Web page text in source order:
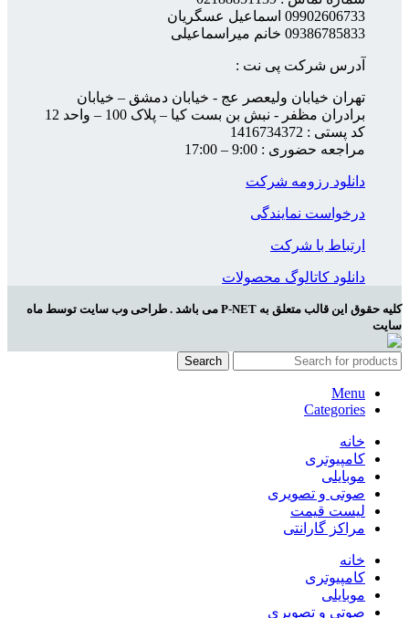
09902606733 اسماعیل عسگریان
09386785833 خانم میراسماعیلی
آدرس شرکت پی نت :
تهران خیابان ولیعصر عج - خیابان دمشق – خیابان
برادران مظفر - نبش بن بست کیا – پلاک 100 – واحد 12
کد پستی : 1416734372
مراجعه حضوری : 9:00 – 17:00
دانلود رزومه شرکت
درخواست نمایندگی
ارتباط با شرکت
دانلود کاتالوگ محصولات
کلیه حقوق این قالب متعلق به P-NET می باشد . طراحی وب سایت توسط ماه
سایت
Search
Menu
Categories
خانه
کامپیوتری
موبایلی
صوتی و تصویری
لیست قیمت
مراکز گارانتی
خانه
کامپیوتری
موبایلی
صوتی و تصویری